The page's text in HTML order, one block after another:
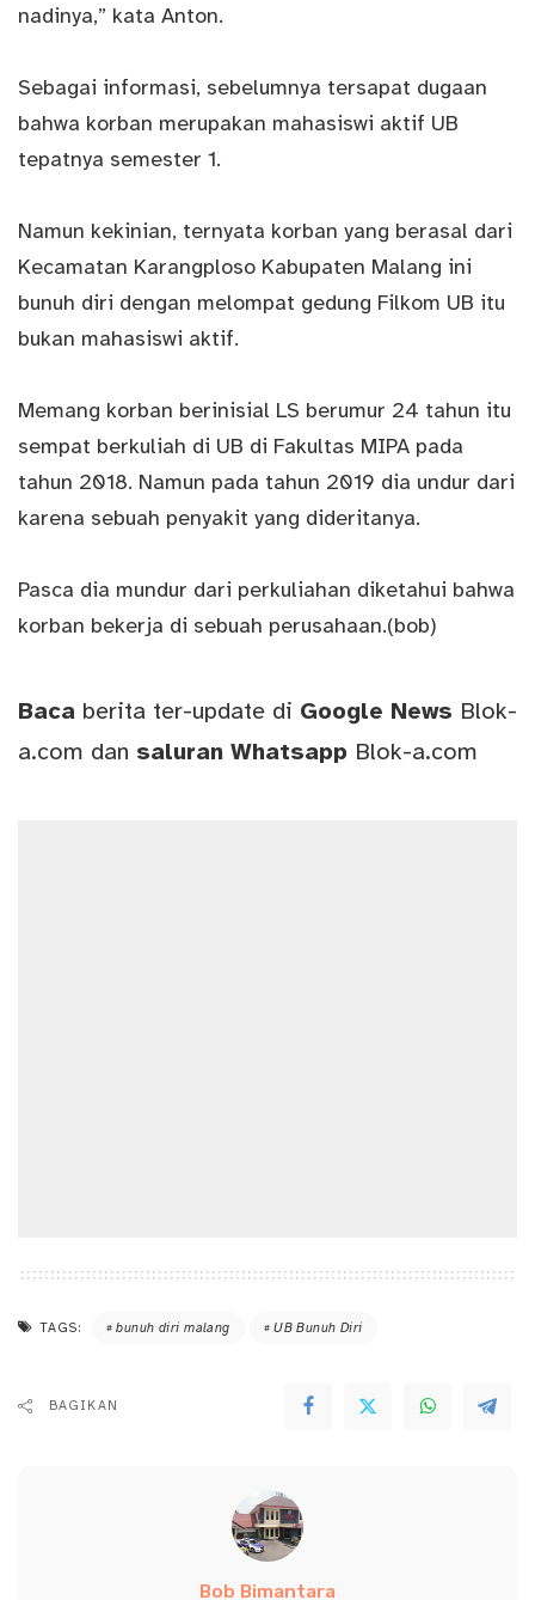
nadinya,” kata Anton.
Sebagai informasi, sebelumnya tersapat dugaan
bahwa korban merupakan mahasiswi aktif UB
tepatnya semester 1.
Namun kekinian, ternyata korban yang berasal dari
Kecamatan Karangploso Kabupaten Malang ini
bunuh diri dengan melompat gedung Filkom UB itu
bukan mahasiswi aktif.
Memang korban berinisial LS berumur 24 tahun itu
sempat berkuliah di UB di Fakultas MIPA pada
tahun 2018. Namun pada tahun 2019 dia undur dari
karena sebuah penyakit yang dideritanya.
Pasca dia mundur dari perkuliahan diketahui bahwa
korban bekerja di sebuah perusahaan.(bob)
Baca berita ter-update di Google News Blok-
a.com dan saluran Whatsapp Blok-a.com
TAGS: bunuh diri malang UB Bunuh Diri
BAGIKAN
Bob Bimantara